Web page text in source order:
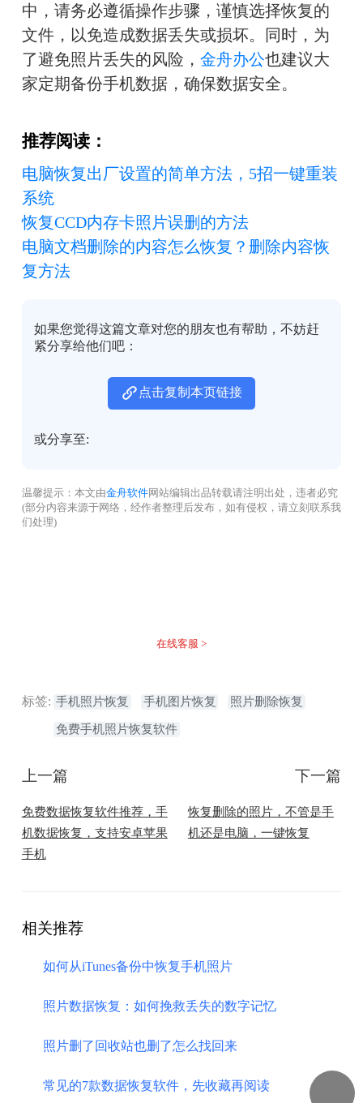
中，请务必遵循操作步骤，谨慎选择恢复的
文件，以免造成数据丢失或损坏。同时，为
了避免照片丢失的风险， 金舟办公也建议大
家定期备份手机数据，确保数据安全。
推荐阅读：
电脑恢复出厂设置的简单方法，5招一键重装
系统
恢复CCD内存卡照片误删的方法
电脑文档删除的内容怎么恢复？删除内容恢
复方法
如果您觉得这篇文章对您的朋友也有帮助，不妨赶
紧分享给他们吧：
点击复制本页链接
或分享至:
温馨提示：本文由金舟软件网站编辑出品转载请注明出处，违者必究
(部分内容来源于网络，经作者整理后发布，如有侵权，请立刻联系我
们处理)
在线客服 >
标签: 手机照片恢复 手机图片恢复 照片删除恢复
​免费手机照片恢复软件
上一篇
​免费数据恢复软件推荐，手
机数据恢复，支持安卓苹果
手机
下一篇
​恢复删除的照片，不管是手
机还是电脑，一键恢复
相关推荐
如何从iTunes备份中恢复手机照片
照片数据恢复：如何挽救丢失的数字记忆
​照片删了回收站也删了怎么找回来
常见的7款数据恢复软件，先收藏再阅读